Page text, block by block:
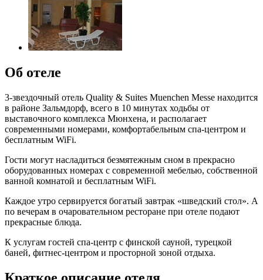
Об отеле
3-звездочный отель Quality & Suites Muenchen Messe находится
в районе Зальмдорф, всего в 10 минутах ходьбы от
выставочного комплекса Мюнхена, и располагает
современными номерами, комфортабельным спа-центром и
бесплатным WiFi.
Гости могут насладиться безмятежным сном в прекрасно
оборудованных номерах с современной мебелью, собственной
ванной комнатой и бесплатным WiFi.
Каждое утро сервируется богатый завтрак «шведский стол». А
по вечерам в очаровательном ресторане при отеле подают
прекрасные блюда.
К услугам гостей спа-центр с финской сауной, турецкой
баней, фитнес-центром и просторной зоной отдыха.